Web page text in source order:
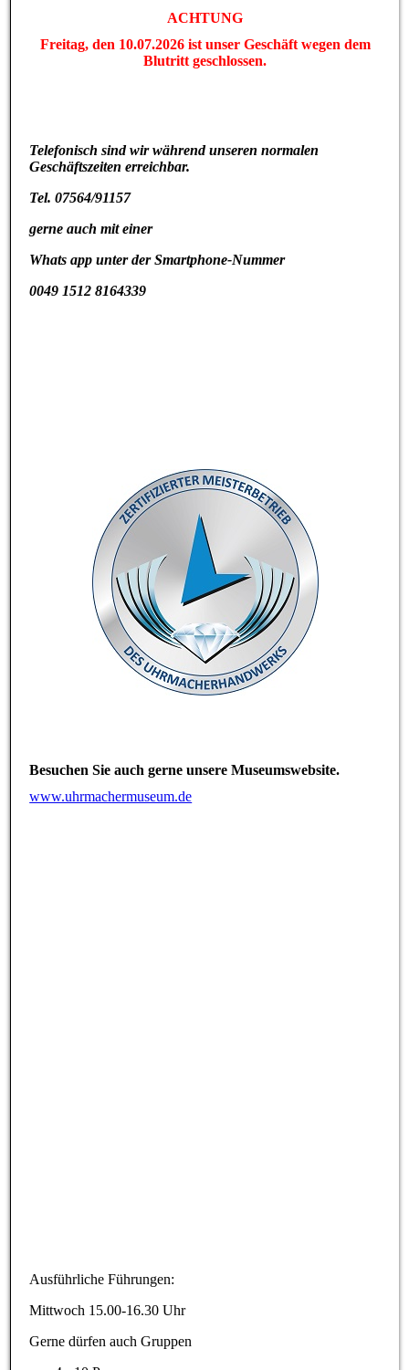
ACHTUNG
Freitag, den 10.07.2026 ist unser Geschäft wegen dem
Blutritt geschlossen.
Telefonisch sind wir während unseren normalen
Geschäftszeiten erreichbar.
Tel. 07564/91157
gerne auch mit einer
Whats app unter der Smartphone-Nummer
0049 1512 8164339
Besuchen Sie auch gerne unsere Museumswebsite.
www.uhrmachermuseum.de
Ausführliche Führungen:
Mittwoch 15.00-16.30 Uhr
Gerne dürfen auch Gruppen